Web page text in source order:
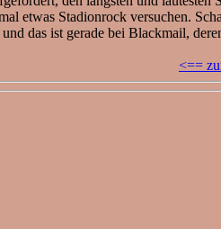
etwas Stadionrock versuchen.
das ist gerade bei Blackmail,
<==